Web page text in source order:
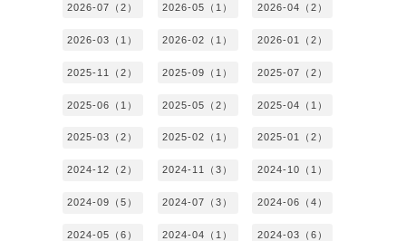
2026-07（2） 2026-05（1） 2026-04（2）
2026-03（1） 2026-02（1） 2026-01（2）
2025-11（2） 2025-09（1） 2025-07（2）
2025-06（1） 2025-05（2） 2025-04（1）
2025-03（2） 2025-02（1） 2025-01（2）
2024-12（2） 2024-11（3） 2024-10（1）
2024-09（5） 2024-07（3） 2024-06（4）
2024-05（6） 2024-04（1） 2024-03（6）